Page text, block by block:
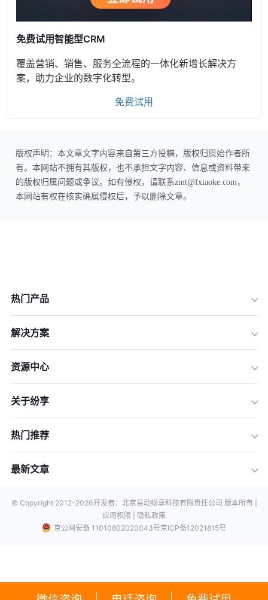
免费试用智能型CRM
覆盖营销、销售、服务全流程的一体化新增长解决方
案，助力企业的数字化转型。
免费试用
版权声明：本文章文字内容来自第三方投稿，版权归原始作者所
有。本网站不拥有其版权，也不承担文字内容、信息或资料带来
的版权归属问题或争议。如有侵权，请联系zmt@fxiaoke.com，
本网站有权在核实确属侵权后，予以删除文章。
热门产品
解决方案
资源中心
关于纷享
热门推荐
最新文章
© Copyright 2012-2026开发者：北京易动纷享科技有限责任公司 版本所有 |
应用权限 |
隐私政策
京公网安备 11010802020043号京ICP备12021815号